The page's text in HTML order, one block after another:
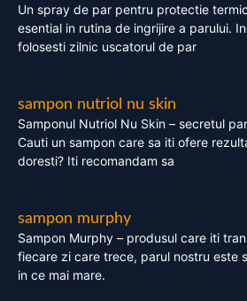
Un spray de par pentru protectie
esential in rutina de ingrijire a parului.
folosesti zilnic uscatorul de par
sampon nutriol nu skin
Samponul Nutriol Nu Skin – secretul
Cauti un sampon care sa iti ofere
doresti? Iti recomandam sa
sampon murphy
Sampon Murphy – produsul care iti
fiecare zi care trece, parul nostru este
in ce mai mare.